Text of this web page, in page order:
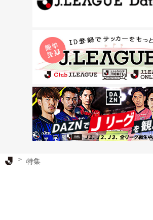
Ｊリーグ TOP
特集